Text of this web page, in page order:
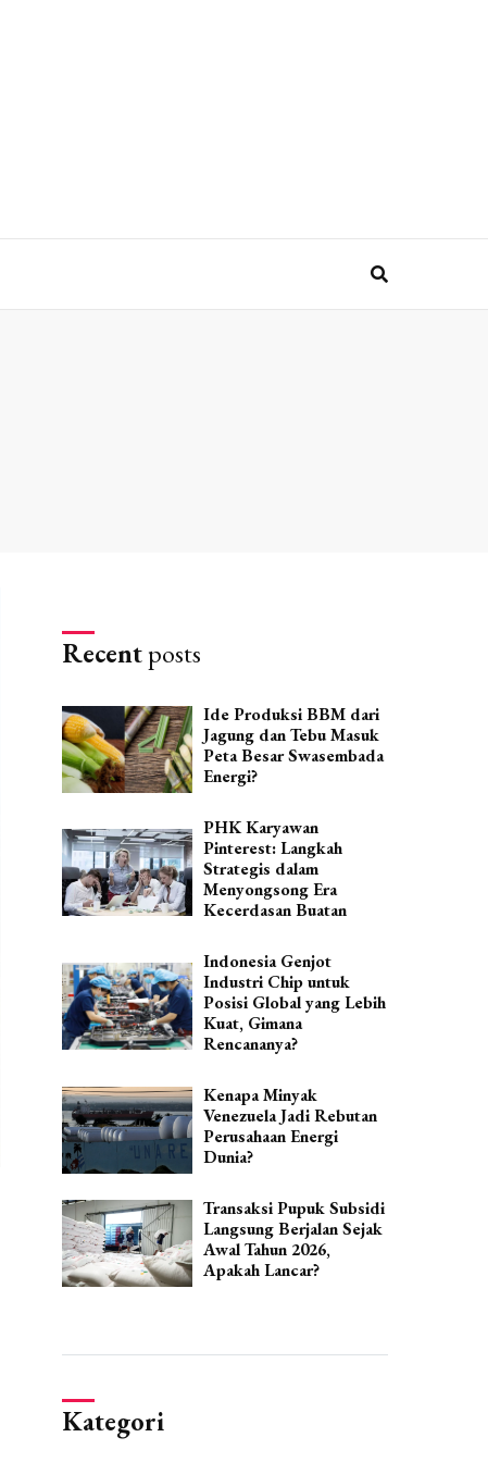
Recentposts
Ide Produksi BBM dari
Jagung dan Tebu Masuk
Peta Besar Swasembada
Energi?
PHK Karyawan
Pinterest: Langkah
Strategis dalam
Menyongsong Era
Kecerdasan Buatan
Indonesia Genjot
Industri Chip untuk
Posisi Global yang Lebih
Kuat, Gimana
Rencananya?
Kenapa Minyak
Venezuela Jadi Rebutan
Perusahaan Energi
Dunia?
Transaksi Pupuk Subsidi
Langsung Berjalan Sejak
Awal Tahun 2026,
Apakah Lancar?
Kategori